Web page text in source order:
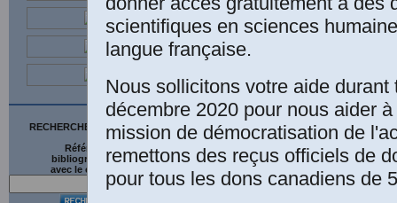
RECHERCHE SUR LE SITE
Références
bibliographiques
avec le catalogue
augmentée
Gagnon et
etl'automatisme
Laplante et de
Gauvreau
scientifiques en sciences
langue française.
Nous sollicitons votre aide durant
décembre 2020 pour nous aider
mission de démocratisation de
remettons des reçus officiels de
pour tous les dons canadiens de